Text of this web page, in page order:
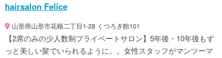
hairsalon Felice
山形県山形市花楯二丁目1-28 くつろぎ館101
【2席のみの少人数制プライベートサロン】5年後・10年後もず
っと美しい髪でいられるように。。女性スタッフがマンツーマ